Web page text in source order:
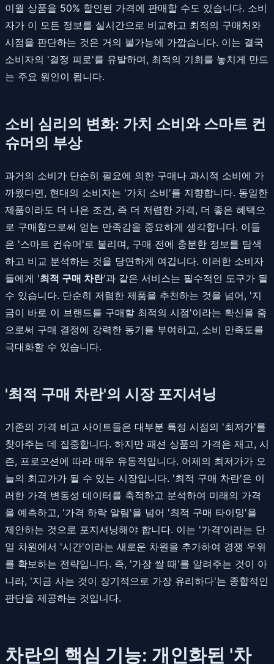
이월 상품을 50% 할인된 가격에 판매할 수도 있습니다. 소비
자가 이 모든 정보를 실시간으로 비교하고 최적의 구매처와
시점을 판단하는 것은 거의 불가능에 가깝습니다. 이는 결국
소비자의 '결정 피로'를 유발하며, 최적의 기회를 놓치게 만드
는 주요 원인이 됩니다.
소비 심리의 변화: 가치 소비와 스마트 컨
슈머의 부상
과거의 소비가 단순히 필요에 의한 구매나 과시적 소비에 가
까웠다면, 현대의 소비자는 '가치 소비'를 지향합니다. 동일한
제품이라도 더 나은 조건, 즉 더 저렴한 가격, 더 좋은 혜택으
로 구매함으로써 얻는 만족감을 중요하게 생각합니다. 이들
은 '스마트 컨슈머'로 불리며, 구매 전에 충분한 정보를 탐색
하고 비교 분석하는 것을 당연하게 여깁니다. 이러한 소비자
들에게 '최적 구매 차란'과 같은 서비스는 필수적인 도구가 될
수 있습니다. 단순히 저렴한 제품을 추천하는 것을 넘어, '지
금이 바로 이 브랜드를 구매할 최적의 시점'이라는 확신을 줌
으로써 구매 결정에 강력한 동기를 부여하고, 소비 만족도를
극대화할 수 있습니다.
'최적 구매 차란'의 시장 포지셔닝
기존의 가격 비교 사이트들은 대부분 특정 시점의 '최저가'를
찾아주는 데 집중합니다. 하지만 패션 상품의 가격은 재고, 시
즌, 프로모션에 따라 매우 유동적입니다. 어제의 최저가가 오
늘의 최고가가 될 수 있는 시장입니다. '최적 구매 차란'은 이
러한 가격 변동성 데이터를 축적하고 분석하여 미래의 가격
을 예측하고, '가격 하락 알림'을 넘어 '최적 구매 타이밍'을
제안하는 것으로 포지셔닝해야 합니다. 이는 '가격'이라는 단
일 차원에서 '시간'이라는 새로운 차원을 추가하여 경쟁 우위
를 확보하는 전략입니다. 즉, '가장 쌀 때'를 알려주는 것이 아
니라, '지금 사는 것이 장기적으로 가장 유리하다'는 종합적인
판단을 제공하는 것입니다.
차란의 핵심 기능: 개인화된 '차